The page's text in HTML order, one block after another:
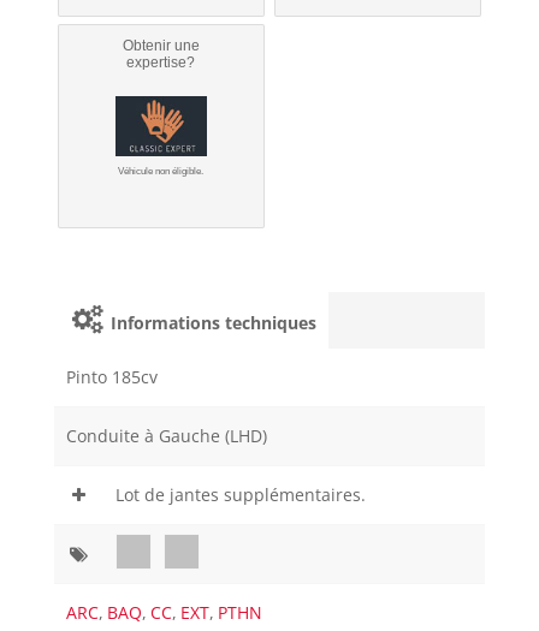
Obtenir une
expertise?
Véhicule non éligible.
Informations techniques
Pinto 185cv
Conduite à Gauche (LHD)
Lot de jantes supplémentaires.
ARC, BAQ, CC, EXT, PTHN